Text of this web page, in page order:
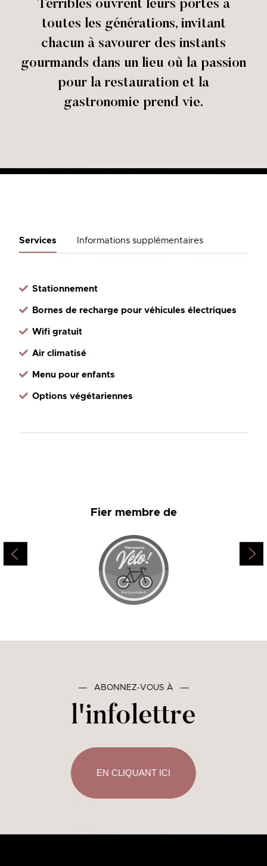
Terribles ouvrent leurs portes à
toutes les générations, invitant
chacun à savourer des instants
gourmands dans un lieu où la passion
pour la restauration et la
gastronomie prend vie.
Services Informations supplémentaires
Stationnement
Bornes de recharge pour véhicules électriques
Wifi gratuit
Air climatisé
Menu pour enfants
Options végétariennes
Fier membre de
― ABONNEZ-VOUS À ―
l'infolettre
EN CLIQUANT ICI